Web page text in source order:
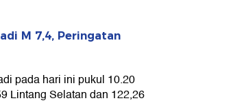
M 7,4, Peringatan
pada hari ini pukul 10.20
Lintang Selatan dan 122,26